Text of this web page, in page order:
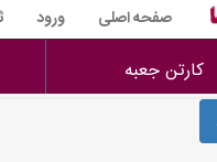
صفحه اصلی ورود
کارتن جعبه